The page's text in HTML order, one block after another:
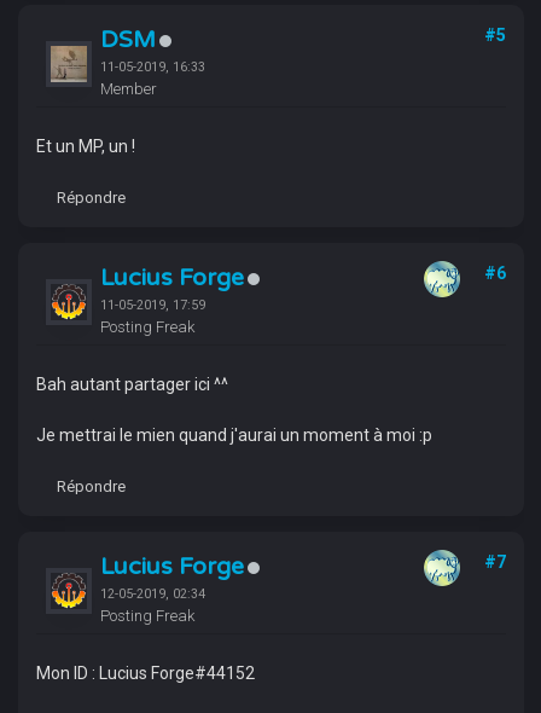
DSM
11-05-2019, 16:33
Member
#5
Et un MP, un !
Répondre
Lucius Forge
11-05-2019, 17:59
Posting Freak
#6
Bah autant partager ici ^^
Je mettrai le mien quand j'aurai un moment à moi :p
Répondre
Lucius Forge
12-05-2019, 02:34
Posting Freak
#7
Mon ID : Lucius Forge#44152